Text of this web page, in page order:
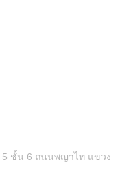
5 ชั้น 6 ถนนพญาไท แขวง